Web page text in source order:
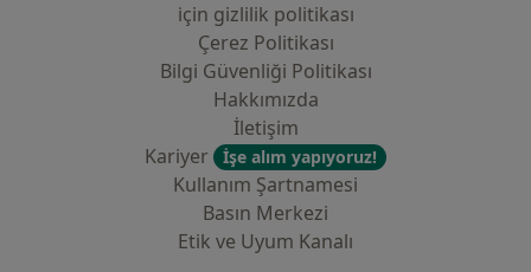
i̇çin gizlilik politikası
Çerez Politikası
Bilgi Güvenliği Politikası
Hakkımızda
İletişim
Kariyer
İşe alım yapıyoruz!
Kullanım Şartnamesi
Basın Merkezi
Etik ve Uyum Kanalı